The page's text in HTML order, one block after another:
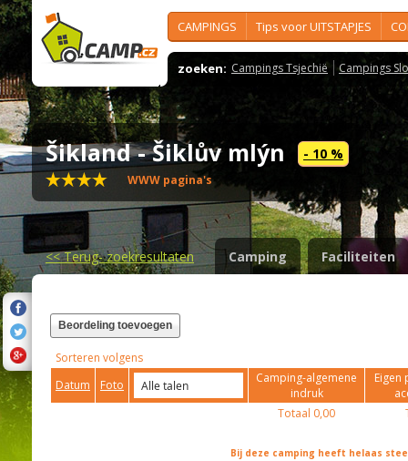
CAMPINGS Tips voor UITSTAPJES
zoeken: Campings Tsjechië Campings
Šikland - Šiklův mlýn - 10 %
WWW pagina's
<<Terug- zoekresultaten Camping Faciliteiten
Beordeling toevoegen
Sorteren volgens
Datum
Foto
Camping-algemene
indruk
Eigen
Totaal 0,00
Bij deze camping heeft helaas